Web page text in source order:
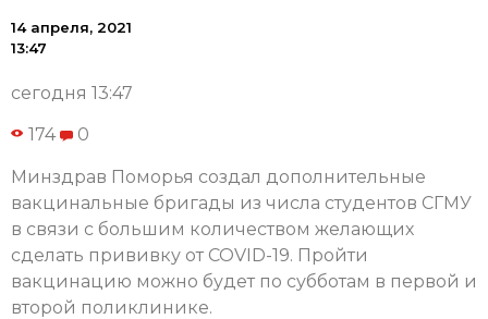
14 апреля, 2021
13:47
сегодня 13:47
174 0
Минздрав Поморья создал дополнительные
вакцинальные бригады из числа студентов СГМУ
в связи с большим количеством желающих
сделать прививку от COVID-19. Пройти
вакцинацию можно будет по субботам в первой и
второй поликлинике.